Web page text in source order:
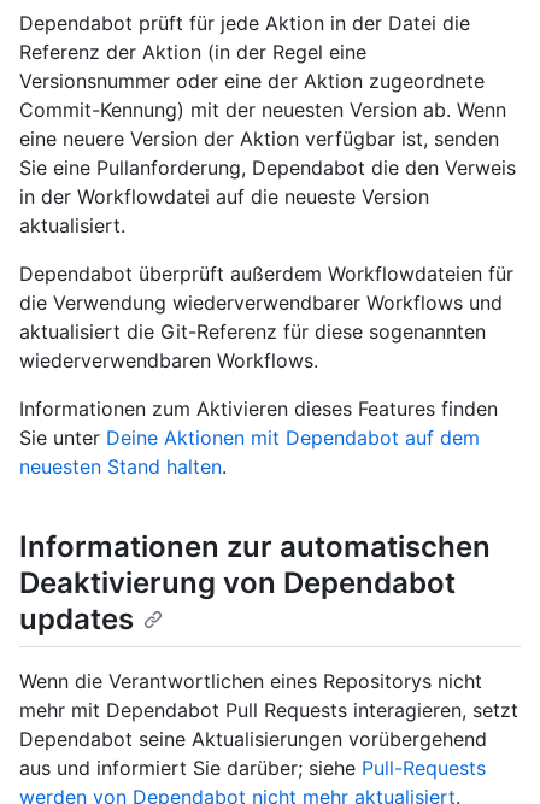
Dependabot prüft für jede Aktion in der Datei die
Referenz der Aktion (in der Regel eine
Versionsnummer oder eine der Aktion zugeordnete
Commit-Kennung) mit der neuesten Version ab. Wenn
eine neuere Version der Aktion verfügbar ist, senden
Sie eine Pullanforderung, Dependabot die den Verweis
in der Workflowdatei auf die neueste Version
aktualisiert.
Dependabot überprüft außerdem Workflowdateien für
die Verwendung wiederverwendbarer Workflows und
aktualisiert die Git-Referenz für diese sogenannten
wiederverwendbaren Workflows.
Informationen zum Aktivieren dieses Features finden
Sie unter Deine Aktionen mit Dependabot auf dem
neuesten Stand halten.
Informationen zur automatischen
Deaktivierung von Dependabot
updates
Wenn die Verantwortlichen eines Repositorys nicht
mehr mit Dependabot Pull Requests interagieren, setzt
Dependabot seine Aktualisierungen vorübergehend
aus und informiert Sie darüber; siehe Pull-Requests
werden von Dependabot nicht mehr aktualisiert.